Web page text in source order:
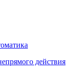
действия